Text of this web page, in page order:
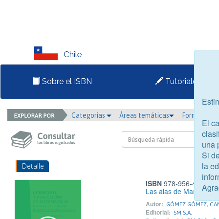
Chile
Sobre el ISBN Tutoriales
Categorías Áreas temáticas Formato
Detalle
ISBN978-956-403-
Las alas de Margot
Autor: GÓMEZ GÓMEZ,
Editorial: SM S.A.
El
una
Si
la